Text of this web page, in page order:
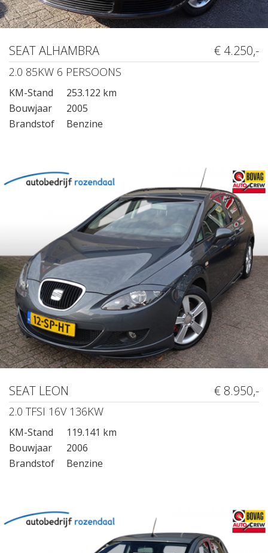
SEAT ALHAMBRA € 4.250,-
2.0 85KW 6 PERSOONS
KM-Stand
253.122 km
Bouwjaar
2005
Brandstof
Benzine
SEAT LEON € 8.950,-
2.0 TFSI 16V 136KW
KM-Stand
119.141 km
Bouwjaar
2006
Brandstof
Benzine